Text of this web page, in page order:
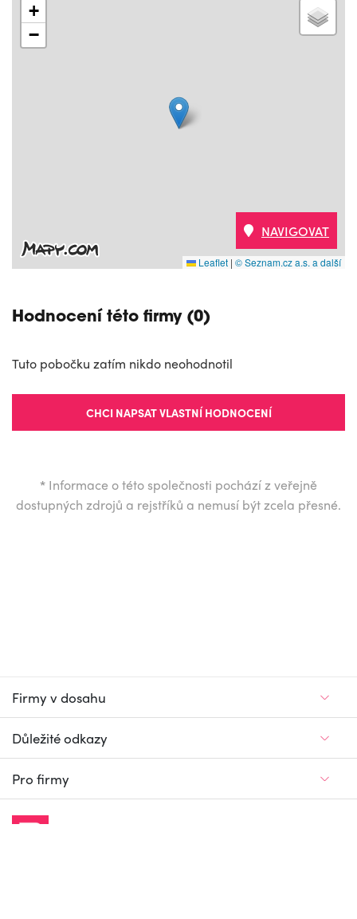
+
−
Leaflet | © Seznam.cz a.s. a další
NAVIGOVAT
Hodnocení této firmy (0)
Tuto pobočku zatím nikdo neohodnotil
CHCI NAPSAT VLASTNÍ HODNOCENÍ
* Informace o této společnosti pochází z veřejně
dostupných zdrojů a rejstříků a nemusí být zcela přesné.
Firmy v dosahu
Důležité odkazy
Pro firmy